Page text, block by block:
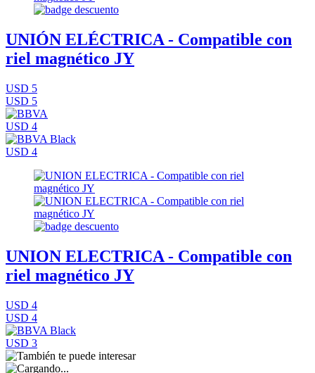
UNIÓN ELÉCTRICA - Compatible con
riel magnético JY
USD 5
USD 5
USD 4
USD 4
UNION ELECTRICA - Compatible con
riel magnético JY
USD 4
USD 4
USD 3